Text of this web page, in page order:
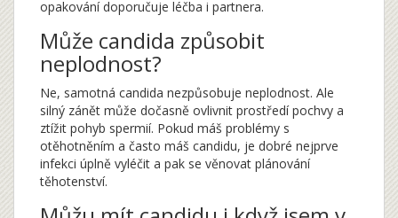
opakování doporučuje léčba i partnera.
Může candida způsobit
neplodnost?
Ne, samotná candida nezpůsobuje neplodnost. Ale
silný zánět může dočasně ovlivnit prostředí pochvy a
ztížit pohyb spermií. Pokud máš problémy s
otěhotněním a často máš candidu, je dobré nejprve
infekci úplně vyléčit a pak se věnovat plánování
těhotenství.